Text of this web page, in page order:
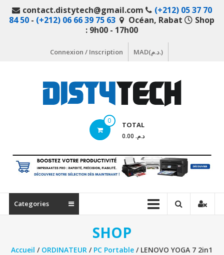
contact.distytech@gmail.com
(+212) 05 37 70
84 50 - (+212) 06 66 39 75 63 Océan, Rabat
Shop
: 9h00 - 17h00
Connexion / Inscription MAD(د.م.)
en
ligne
matériel
informatique
0 TOTAL
د.م. 0.00
Categories
SHOP
Accueil / ORDINATEUR / PC Portable / LENOVO YOGA 7 2in1